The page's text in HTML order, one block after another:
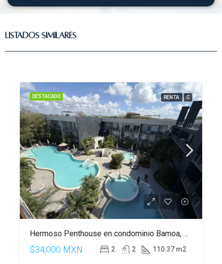
Listados Similares
DESTACADO RENTA C
Hermoso Penthouse en condominio Bamoa, en Playacar, Playa del Carmen
$34,000 MXN 2 2 110.37 m2